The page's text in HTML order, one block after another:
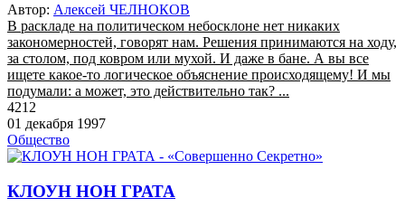
Автор: Алексей ЧЕЛНОКОВ
В раскладе на политическом небосклоне нет никаких
закономерностей, говорят нам. Решения принимаются на ходу,
за столом, под ковром или мухой. И даже в бане. А вы все
ищете какое-то логическое объяснение происходящему! И мы
подумали: а может, это действительно так? ...
4212
01 декабря 1997
Общество
КЛОУН НОН ГРАТА